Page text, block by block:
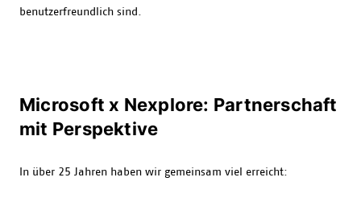
benutzerfreundlich sind.
Microsoft x Nexplore: Partnerschaft
mit Perspektive
In über 25 Jahren haben wir gemeinsam viel erreicht: